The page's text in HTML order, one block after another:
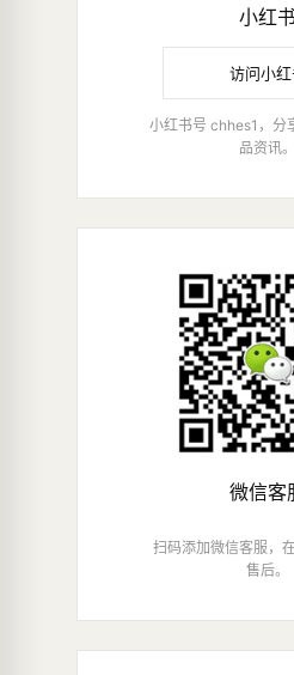
小红书
访问小
小红书号 chhes1，分
品资讯。
微信客
扫码添加微信客服，
售后。